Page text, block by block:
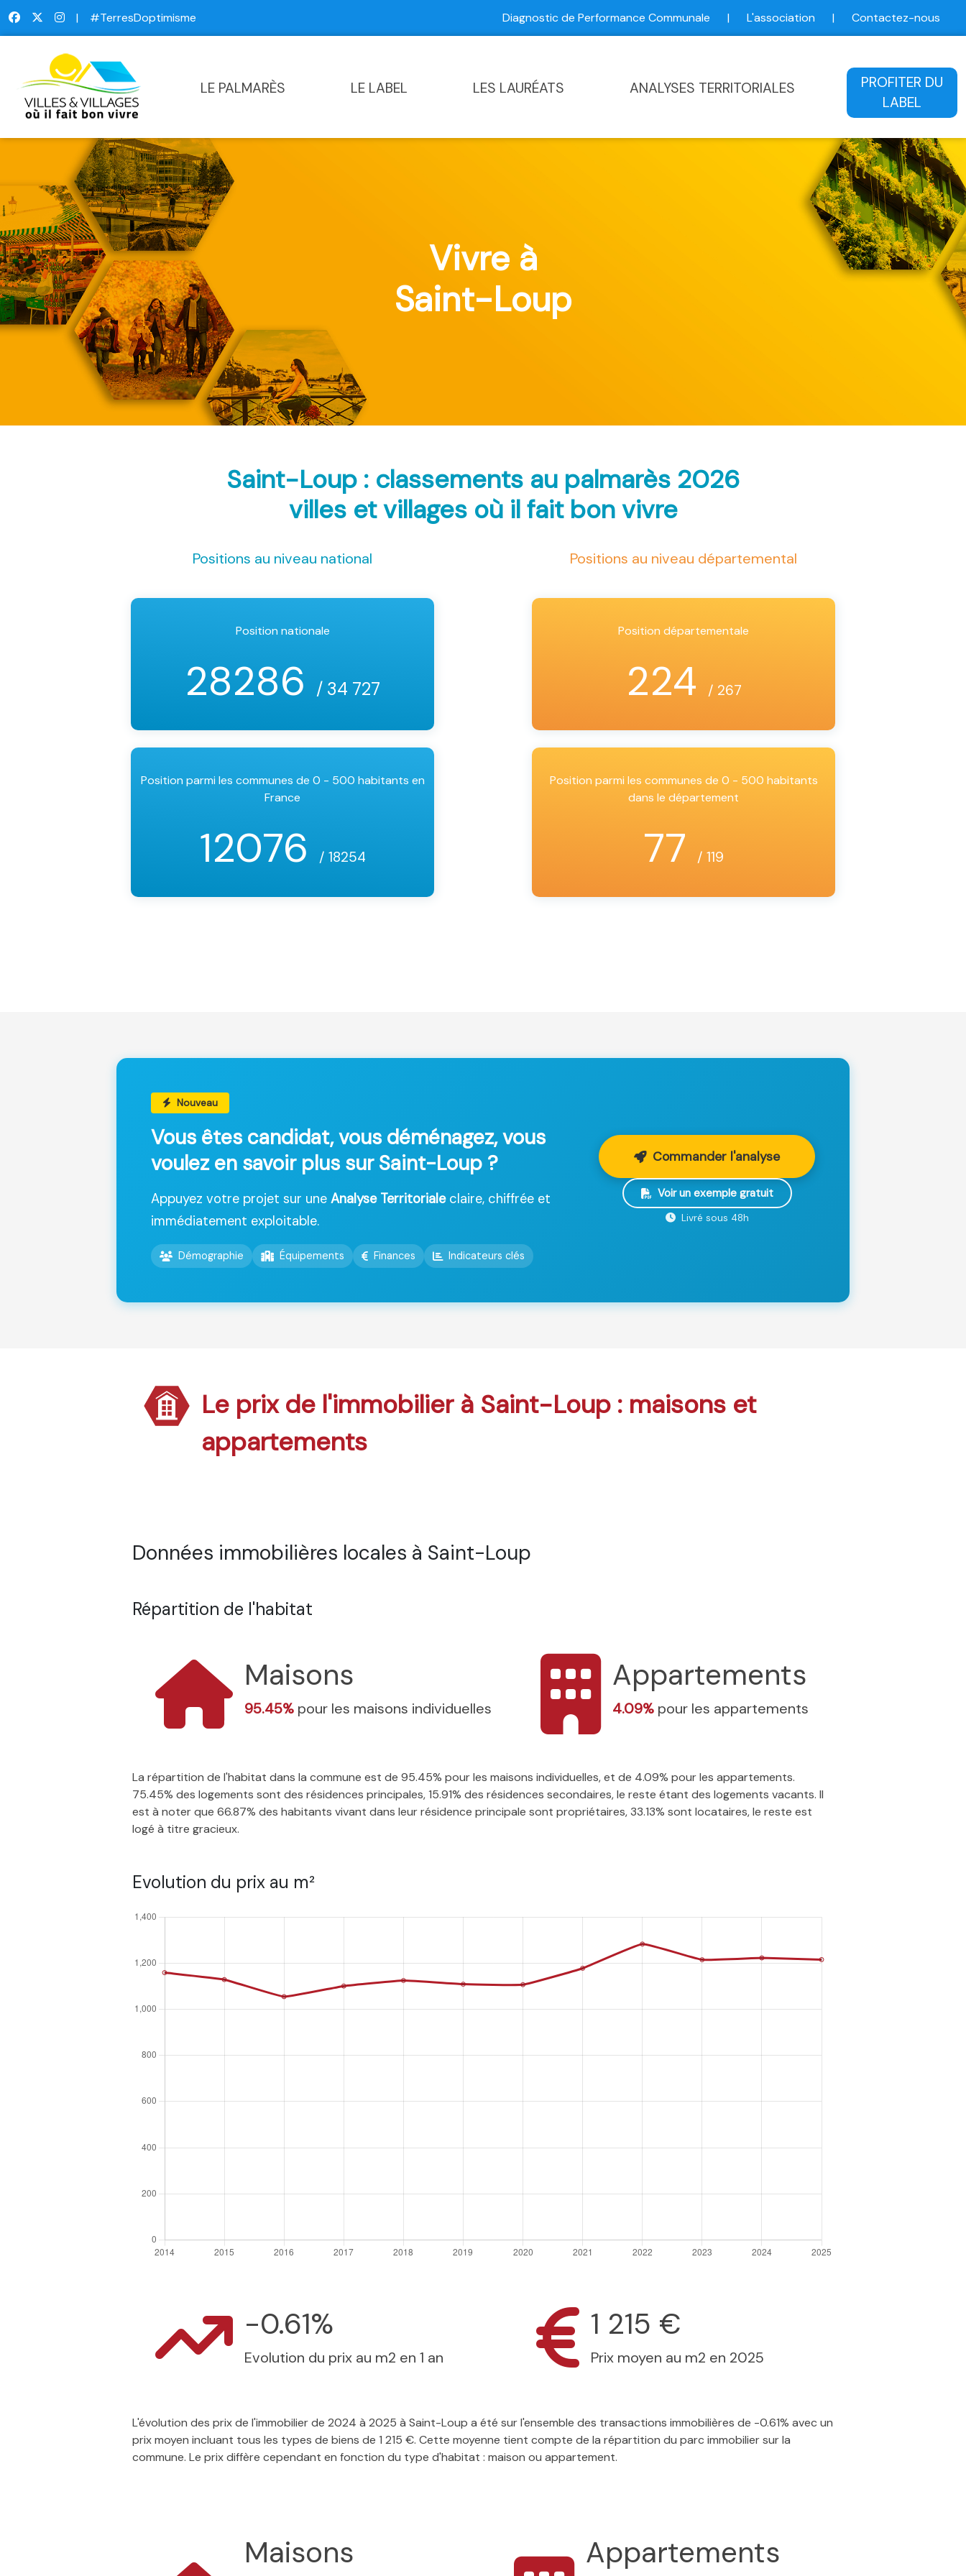
| #TerresDoptimisme Diagnostic de Performance Communale | L'association | Contactez-nous
LE PALMARÈS LE LABEL LES LAURÉATS ANALYSES TERRITORIALES
PROFITER DU
LABEL
Vivre à
Saint-Loup
Saint-Loup : classements au palmarès 2026
villes et villages où il fait bon vivre
Positions au niveau national
Position nationale
28286 / 34 727
Position parmi les communes de 0 - 500 habitants en
France
12076 / 18254
Positions au niveau départemental
Position départementale
224 / 267
Position parmi les communes de 0 - 500 habitants
dans le département
77 / 119
Nouveau
Vous êtes candidat, vous déménagez, vous
voulez en savoir plus sur Saint-Loup ?
Appuyez votre projet sur une Analyse Territorialeclaire, chiffrée et
immédiatement exploitable.
Démographie Équipements Finances Indicateurs clés
Commander l'analyse
Voir un exemple gratuit
Livré sous 48h
Le prix de l'immobilier à Saint-Loup : maisons et
appartements
Données immobilières locales à Saint-Loup
Répartition de l'habitat
Maisons
95.45% pour les maisons individuelles
Appartements
4.09% pour les appartements
La répartition de l'habitat dans la commune est de 95.45% pour les maisons individuelles, et de 4.09% pour les appartements.
75.45% des logements sont des résidences principales, 15.91% des résidences secondaires, le reste étant des logements vacants. Il
est à noter que 66.87% des habitants vivant dans leur résidence principale sont propriétaires, 33.13% sont locataires, le reste est
logé à titre gracieux.
Evolution du prix au m²
-0.61%
Evolution du prix au m2 en 1 an
1 215 €
Prix moyen au m2 en 2025
L'évolution des prix de l'immobilier de 2024 à 2025 à Saint-Loup a été sur l'ensemble des transactions immobilières de -0.61% avec un
prix moyen incluant tous les types de biens de 1 215 €. Cette moyenne tient compte de la répartition du parc immobilier sur la
commune. Le prix diffère cependant en fonction du type d'habitat : maison ou appartement.
Maisons Appartements